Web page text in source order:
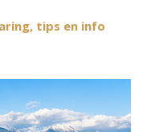
tips en info